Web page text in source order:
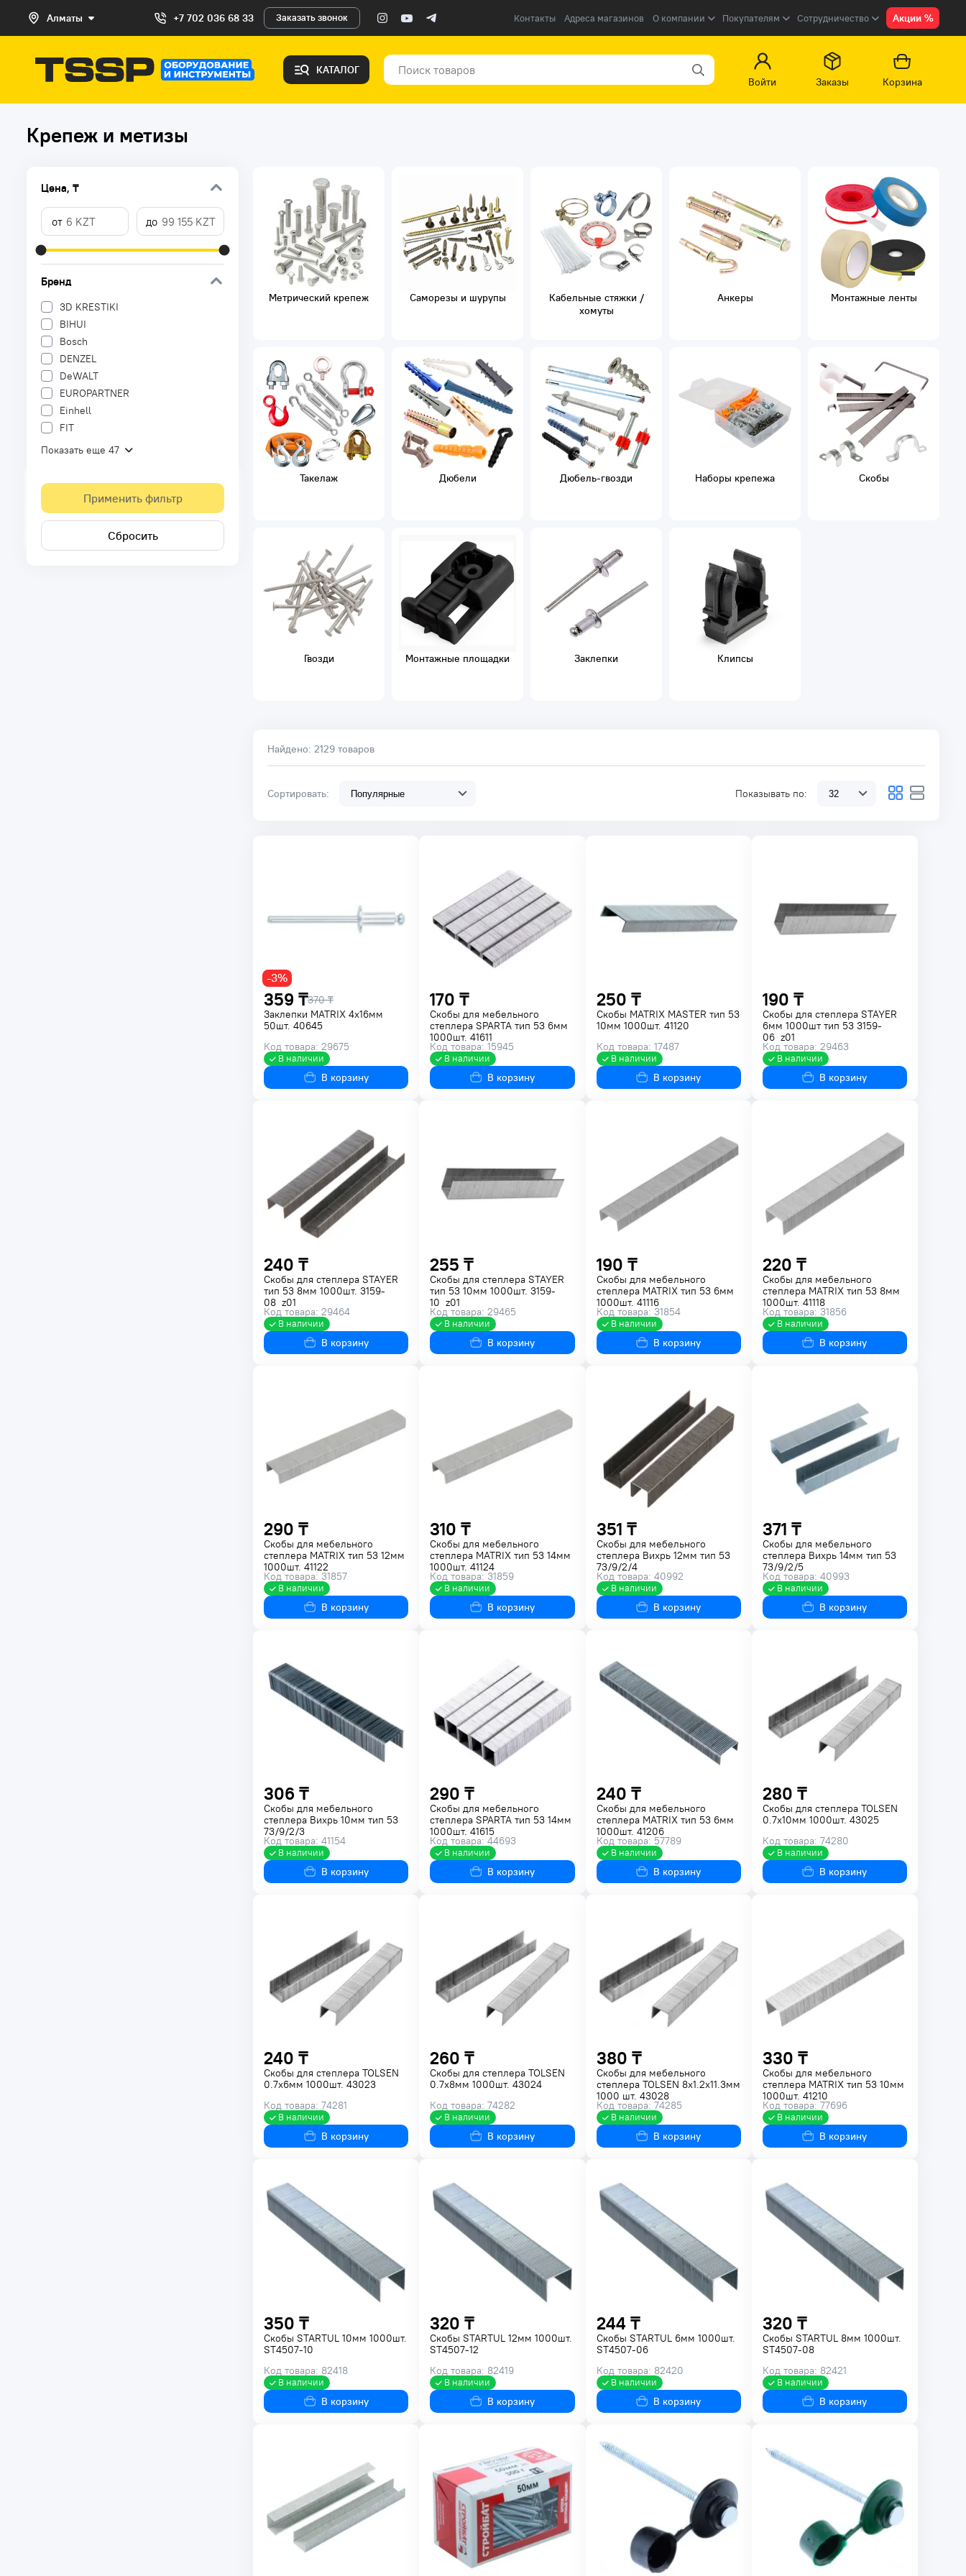
Алматы +7 702 036 68 33 Заказать звонок Контакты Адреса магазинов О компании Покупателям Сотрудничество Акции %
КАТАЛОГ
Войти
Заказы Корзина
Крепеж и метизы
Цена, ₸
Бренд
3D KRESTIKI
BIHUI
Bosch
DENZEL
DeWALT
EUROPARTNER
Einhell
FIT
Показать еще 47
Применить фильтр
Сбросить
Метрический крепеж Саморезы и шурупы
Кабельные стяжки /
хомуты
Анкеры Монтажные ленты
Такелаж Дюбели Дюбель-гвозди Наборы крепежа Скобы
Гвозди Монтажные площадки Заклепки Клипсы
Найдено: 2129 товаров
Показывать по:
Сортировать:
359 ₸370 ₸
-3%
Заклепки MATRIX 4х16мм
50шт. 40645
Код товара: 29675
В наличии
В корзину
170 ₸
Скобы для мебельного
степлера SPARTA тип 53 6мм
1000шт. 41611
Код товара: 15945
В наличии
В корзину
250 ₸
Скобы MATRIX MASTER тип 53
10мм 1000шт. 41120
Код товара: 17487
В наличии
В корзину
190 ₸
Скобы для степлера STAYER
6мм 1000шт тип 53 3159-
06_z01
Код товара: 29463
В наличии
В корзину
240 ₸
Скобы для степлера STAYER
тип 53 8мм 1000шт. 3159-
08_z01
Код товара: 29464
В наличии
В корзину
255 ₸
Скобы для степлера STAYER
тип 53 10мм 1000шт. 3159-
10_z01
Код товара: 29465
В наличии
В корзину
190 ₸
Скобы для мебельного
степлера MATRIX тип 53 6мм
1000шт. 41116
Код товара: 31854
В наличии
В корзину
220 ₸
Скобы для мебельного
степлера MATRIX тип 53 8мм
1000шт. 41118
Код товара: 31856
В наличии
В корзину
290 ₸
Скобы для мебельного
степлера MATRIX тип 53 12мм
1000шт. 41122
Код товара: 31857
В наличии
В корзину
310 ₸
Скобы для мебельного
степлера MATRIX тип 53 14мм
1000шт. 41124
Код товара: 31859
В наличии
В корзину
351 ₸
Скобы для мебельного
степлера Вихрь 12мм тип 53
73/9/2/4
Код товара: 40992
В наличии
В корзину
371 ₸
Скобы для мебельного
степлера Вихрь 14мм тип 53
73/9/2/5
Код товара: 40993
В наличии
В корзину
306 ₸
Скобы для мебельного
степлера Вихрь 10мм тип 53
73/9/2/3
Код товара: 41154
В наличии
В корзину
290 ₸
Скобы для мебельного
степлера SPARTA тип 53 14мм
1000шт. 41615
Код товара: 44693
В наличии
В корзину
240 ₸
Скобы для мебельного
степлера MATRIX тип 53 6мм
1000шт. 41206
Код товара: 57789
В наличии
В корзину
280 ₸
Скобы для степлера TOLSEN
0.7х10мм 1000шт. 43025
Код товара: 74280
В наличии
В корзину
240 ₸
Скобы для степлера TOLSEN
0.7х6мм 1000шт. 43023
Код товара: 74281
В наличии
В корзину
260 ₸
Скобы для степлера TOLSEN
0.7х8мм 1000шт. 43024
Код товара: 74282
В наличии
В корзину
380 ₸
Скобы для мебельного
степлера TOLSEN 8х1.2х11.3мм
1000 шт. 43028
Код товара: 74285
В наличии
В корзину
330 ₸
Скобы для мебельного
степлера MATRIX тип 53 10мм
1000шт. 41210
Код товара: 77696
В наличии
В корзину
350 ₸
Скобы STARTUL 10мм 1000шт.
ST4507-10
Код товара: 82418
В наличии
В корзину
320 ₸
Скобы STARTUL 12мм 1000шт.
ST4507-12
Код товара: 82419
В наличии
В корзину
244 ₸
Скобы STARTUL 6мм 1000шт.
ST4507-06
Код товара: 82420
В наличии
В корзину
320 ₸
Скобы STARTUL 8мм 1000шт.
ST4507-08
Код товара: 82421
В наличии
В корзину